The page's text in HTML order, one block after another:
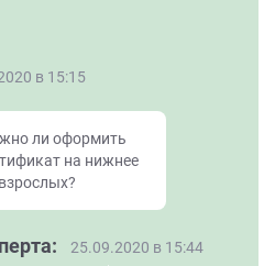
в 15:15
ли оформить
на нижнее
25.09.2020 в 15:44